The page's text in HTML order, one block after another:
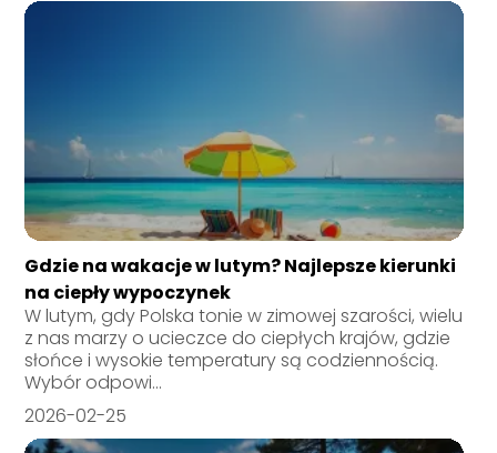
Gdzie na wakacje w lutym? Najlepsze kierunki
na ciepły wypoczynek
W lutym, gdy Polska tonie w zimowej szarości, wielu
z nas marzy o ucieczce do ciepłych krajów, gdzie
słońce i wysokie temperatury są codziennością.
Wybór odpowi...
2026-02-25